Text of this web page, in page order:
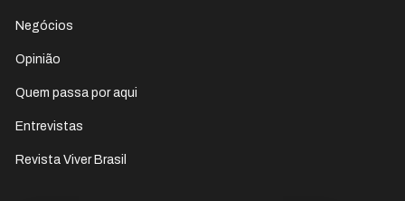
Negócios
Opinião
Quem passa por aqui
Entrevistas
Revista Viver Brasil